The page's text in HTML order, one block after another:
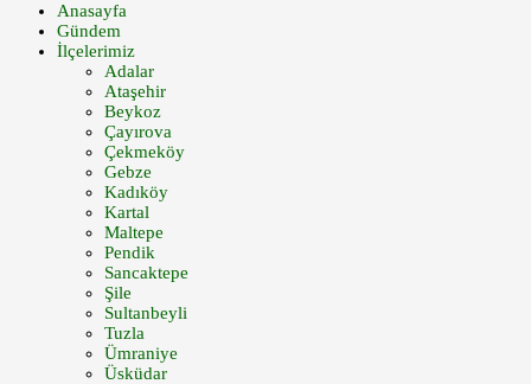
Anasayfa
Gündem
İlçelerimiz
Adalar
Ataşehir
Beykoz
Çayırova
Çekmeköy
Gebze
Kadıköy
Kartal
Maltepe
Pendik
Sancaktepe
Şile
Sultanbeyli
Tuzla
Ümraniye
Üsküdar